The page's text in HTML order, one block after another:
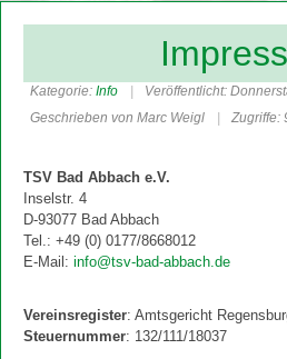
Kategorie: Info
Veröffentlicht:
Geschrieben von Marc Weigl
Zugriffe:
TSV Bad Abbach e.V.
Inselstr. 4
D-93077 Bad Abbach
Tel.: +49 (0) 0177/8668012
E-Mail: info@tsv-bad-abbach.de
Vereinsregister: Amtsgericht
Steuernummer: 132/111/18037